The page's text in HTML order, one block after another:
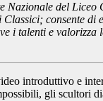
Nazionale del Liceo
consente
i talenti e
introduttivo e
gli scultori